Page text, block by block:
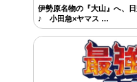
伊勢原名物の『大山』へ、
♪ 小田急×ヤマス …